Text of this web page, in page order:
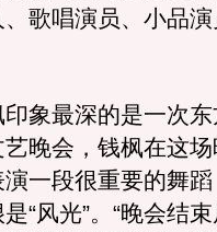
、歌唱演员、小品
最深的是一次东
晚会，钱枫在这
一段很重要的舞
“风光”。“晚会结